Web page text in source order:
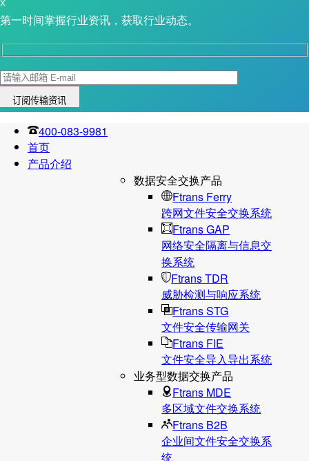
X
第一时间掌握行业资讯，获取行业动态。
400-083-9981
首页
产品介绍
数据安全交换产品
Ftrans Ferry
跨网文件安全交换系统
Ftrans GAP
网络安全隔离与信息交
换系统
Ftrans TDR
威胁检测与响应系统
Ftrans STG
文件安全传输网关
Ftrans FIE
文件安全导入导出系统
业务型数据交换产品
Ftrans MDE
多区域文件交换系统
Ftrans B2B
企业间文件安全交换系
统